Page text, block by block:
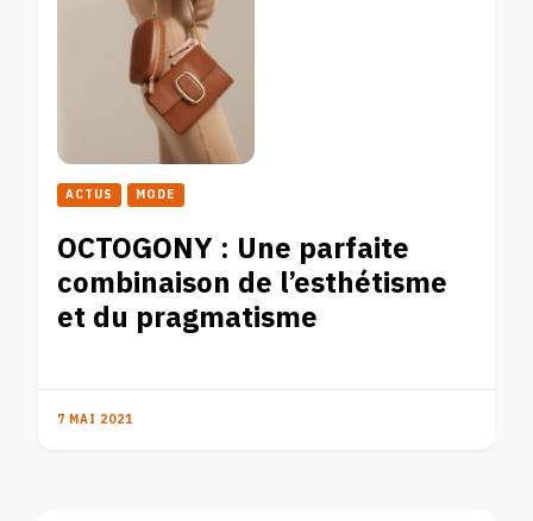
ACTUS MODE
OCTOGONY : Une parfaite
combinaison de l’esthétisme
et du pragmatisme
7 MAI 2021